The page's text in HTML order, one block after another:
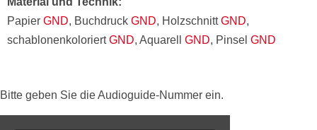
Papier GND, Buchdruck GND, HolzschnittGND,
schablonenkoloriertGND, Aquarell GND, Pinsel GND
Bitte geben Sie die Audioguide-Nummer ein.